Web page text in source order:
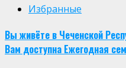
Избранные
Вы живёте в Чеченской
Вам доступна Ежегодная